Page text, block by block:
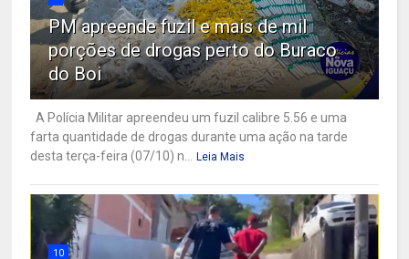
PM apreende fuzil e mais de mil
porções de drogas perto do Buraco
do Boi
A Polícia Militar apreendeu um fuzil calibre 5.56 e uma
farta quantidade de drogas durante uma ação na tarde
desta terça-feira (07/10) n...
Leia Mais
10